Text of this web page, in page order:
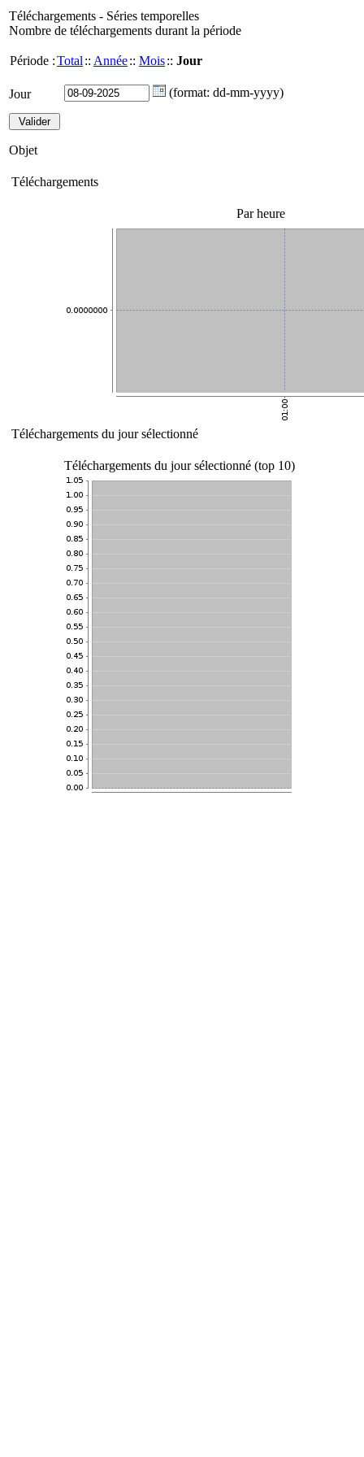
Téléchargements - Séries temporelles
Nombre de téléchargements durant la période
Période :Total :: Année:: Mois:: Jour
Jour (format: dd-mm-yyyy)
Objet
Téléchargements
Par heure
Téléchargements du jour sélectionné
Téléchargements du jour sélectionné (top 10)